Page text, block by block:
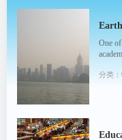
One
分类：